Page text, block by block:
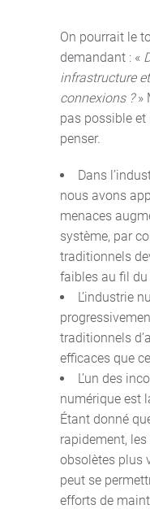
On pourrait le
demandant : «
infrastructure
connexions ?»
pas possible
penser.
Dans
nous avons
menaces
système, par
traditionnels
faibles au fil du
L’industrie
traditionnels
efficaces que
L’un des
numérique est
Étant donné
rapidement,
obsolètes plus
peut se
efforts de